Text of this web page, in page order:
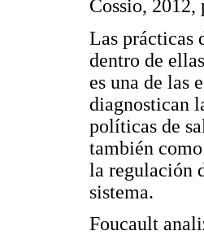
Cossio, 2012,
Las prácticas
dentro de
es una de las
diagnostican
políticas de
también
la regulación
sistema.
Foucault